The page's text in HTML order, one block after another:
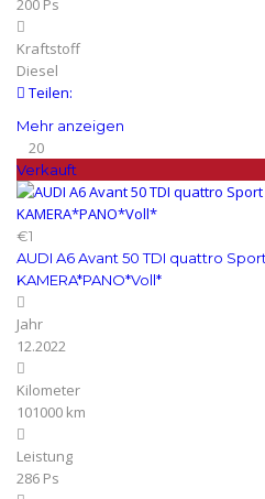
200 Ps
Kraftstoff
Diesel
Teilen:
Mehr anzeigen
20
Verkauft
€1
AUDI A6 Avant 50 TDI quattro
KAMERA*PANO*Voll*
Jahr
12.2022
Kilometer
101000 km
Leistung
286 Ps